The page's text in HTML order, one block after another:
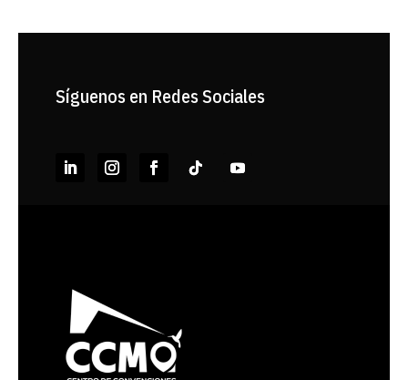
Síguenos en Redes Sociales